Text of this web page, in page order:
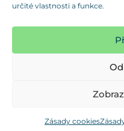
určité vlastnosti a funkce.
Zásady cookies
(platba pouze v
Jsme tu pro vás
a Pátek od 7:30 - 14:30